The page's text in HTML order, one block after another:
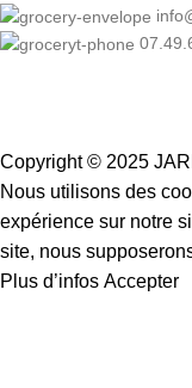
Copyright © 2025
Nous utilisons des
expérience sur notre
site, nous
Plus d’infos Accepter